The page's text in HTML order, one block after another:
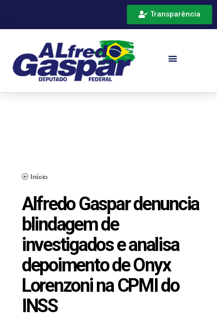
Transparência
Início
Alfredo Gaspar denuncia
blindagem de
investigados e analisa
depoimento de Onyx
Lorenzoni na CPMI do
INSS